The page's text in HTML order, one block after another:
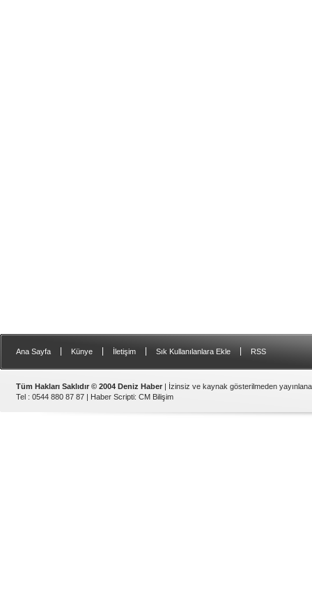
Ana Sayfa Künye İletişim Sık Kullanılanlara Ekle RSS
Tüm Hakları Saklıdır © 2004 Deniz Haber | İzinsiz ve kaynak gösterilmeden
Tel : 0544 880 87 87 | Haber Scripti: CM Bilişim